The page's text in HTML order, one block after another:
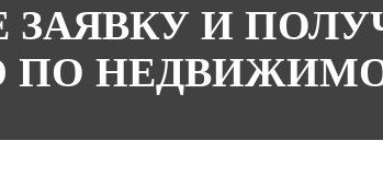
ЗАЯВКУ И